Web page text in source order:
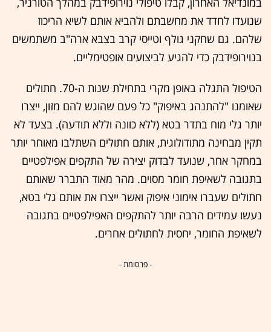
שנועדו לחדד את מחשבתם ולהביא אותם לשיא הריכוז
שלהם. גם שחקני גולף וטייסי קרב בצבא ארה"ב משתמשים
בנוירופידבק כדי להגיע לביצועים אופטימליים.
הטיפול התגלה באופן מקרי בתחילת שנות ה-70. חתולים
שאומנו "להתנהג באיפוק" כל פעם שהוגש להם מזון, ייצרו
יותר גלי מוח בתדר בטא (ללא כוונה וללא תודעה). בצעד לא
תקין מבחינה מתודולוגית, אותם חתולים השתלבו מאוחר יותר
במחקר אחר, שנועד לבדוק יצירה של התקפים אפילפטיים
בתגובה לשאיפת חומר מסוים. מהר מאוד התברר שאותם
חתולים שעברו אימוני איפוק ואשר ייצרו את אותם גלי בטא,
נעשו עמידים הרבה יותר להתקפים האפילפטיים בתגובה
לשאיפת החומר, יחסית לחתולים אחרים.
- פרסומת -